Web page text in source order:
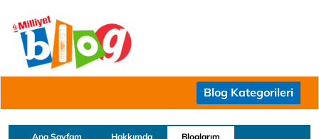
Blog Kategorileri
Ana Sayfam Hakkımda Bloglarım